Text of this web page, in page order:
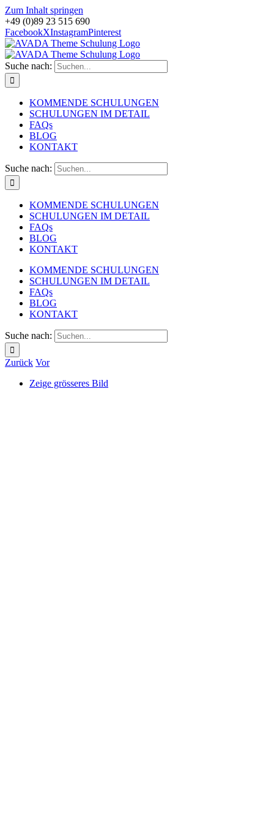
Zum Inhalt springen
+49 (0)89 23 515 690
FacebookXInstagramPinterest
Suche nach:
KOMMENDE SCHULUNGEN
SCHULUNGEN IM DETAIL
FAQs
BLOG
KONTAKT
Suche nach:
KOMMENDE SCHULUNGEN
SCHULUNGEN IM DETAIL
FAQs
BLOG
KONTAKT
KOMMENDE SCHULUNGEN
SCHULUNGEN IM DETAIL
FAQs
BLOG
KONTAKT
Suche nach:
Zurück Vor
Zeige grösseres Bild